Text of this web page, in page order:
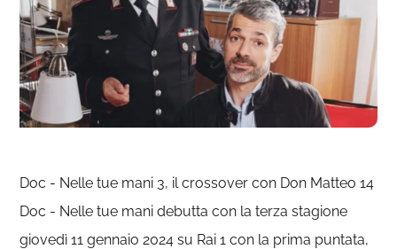
Doc - Nelle tue mani 3, il crossover con Don Matteo 14
Doc - Nelle tue mani debutta con la terza stagione
giovedì 11 gennaio 2024 su Rai 1 con la prima puntata,